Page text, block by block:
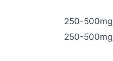
250-
250-